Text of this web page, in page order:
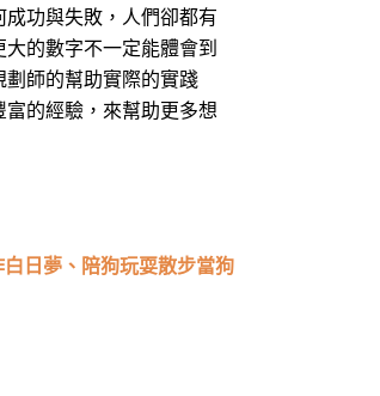
功與失敗，人們卻都有
的數字不一定能體會到
師的幫助實際的實踐
的經驗，來幫助更多想
日夢、陪狗玩耍散步當狗